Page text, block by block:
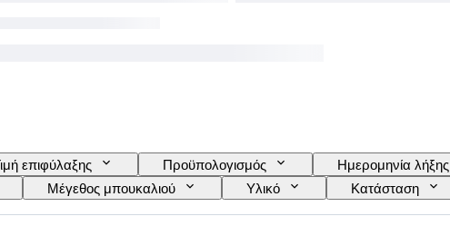
επιφύλαξης Προϋπολογισμός Ημερομηνία λήξης
Μέγεθος μπουκαλιού Υλικό Κατάσταση
Επωνυμία/ταξινόμηση κρασιού Wine Fill Level